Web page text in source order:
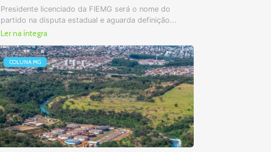
Presidente licenciado da FIEMG será o nome do
partido na disputa estadual e aguarda definição...
Ler na íntegra
COLUNA MG